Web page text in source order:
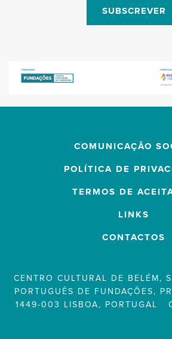
SUBSCREVER
COMUNICAÇÃO
POLÍTICA DE
TERMOS DE
LINKS
CONTACTOS
CENTRO CULTURAL DE BELÉM,
PORTUGUÊS DE FUNDAÇÕES,
1449-003 LISBOA, PORTUGAL